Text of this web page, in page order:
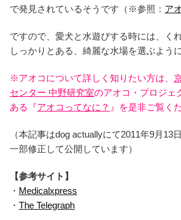
で発見されているそうです（※参照： ア
ですので、愛犬と水遊びする時には、く
しっかりとある、綺麗な水場を選ぶよう
※アオコについて詳しく知りたい方は、
センター 中野研究室のアオコ・プロジェ
ある『アオコってなに？ 』を是非ご覧く
（本記事はdog actuallyにて2011年9月13
一部修正して公開しています）
【参考サイト】
・ Medicalxpress
・ The Telegraph